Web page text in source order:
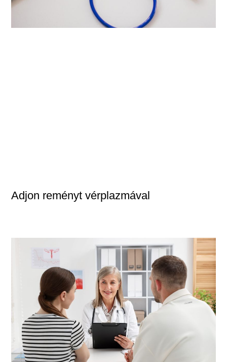
Adjon reményt vérplazmával